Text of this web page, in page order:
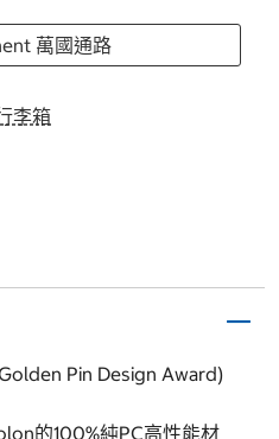
萬國通路
李箱
Pin Design Award)
的100%純PC高性能材